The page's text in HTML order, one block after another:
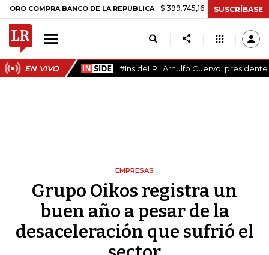
COMPRA BANCO DE LA REPÚBLICA $ 399.745,16 +$ 2.295,71 +0,58%
SUSCRÍBASE
EN VIVO #InsideLR | Arnulfo Cuervo,
EMPRESAS
Grupo Oikos registra un
buen año a pesar de la
desaceleración que sufrió el